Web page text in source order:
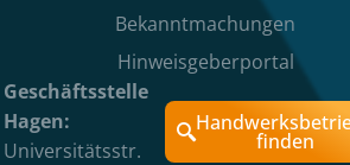
Bekanntmachungen
Hinweisgeberportal
Geschäftsstelle
Hagen:
Universitätsstr.
finden